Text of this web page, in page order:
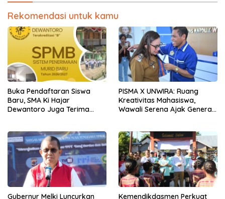
Rekomendasi untuk kamu
Buka Pendaftaran Siswa
Baru, SMA Ki Hajar
Dewantoro Juga Terima
PISMA X UNWIRA: Ruang
Kreativitas Mahasiswa,
Wawali Serena Ajak Generasi
Gubernur Melki Luncurkan
Kemendikdasmen Perkuat